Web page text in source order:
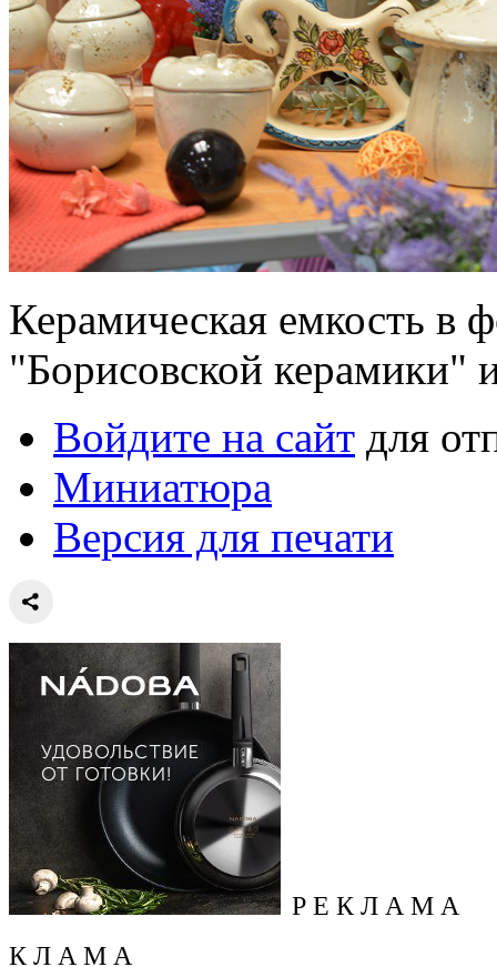
Керамическая емкость в
"Борисовской керамики"
Войдите на сайт для
Миниатюра
Версия для печати
Р Е К Л А М А
К Л А М А